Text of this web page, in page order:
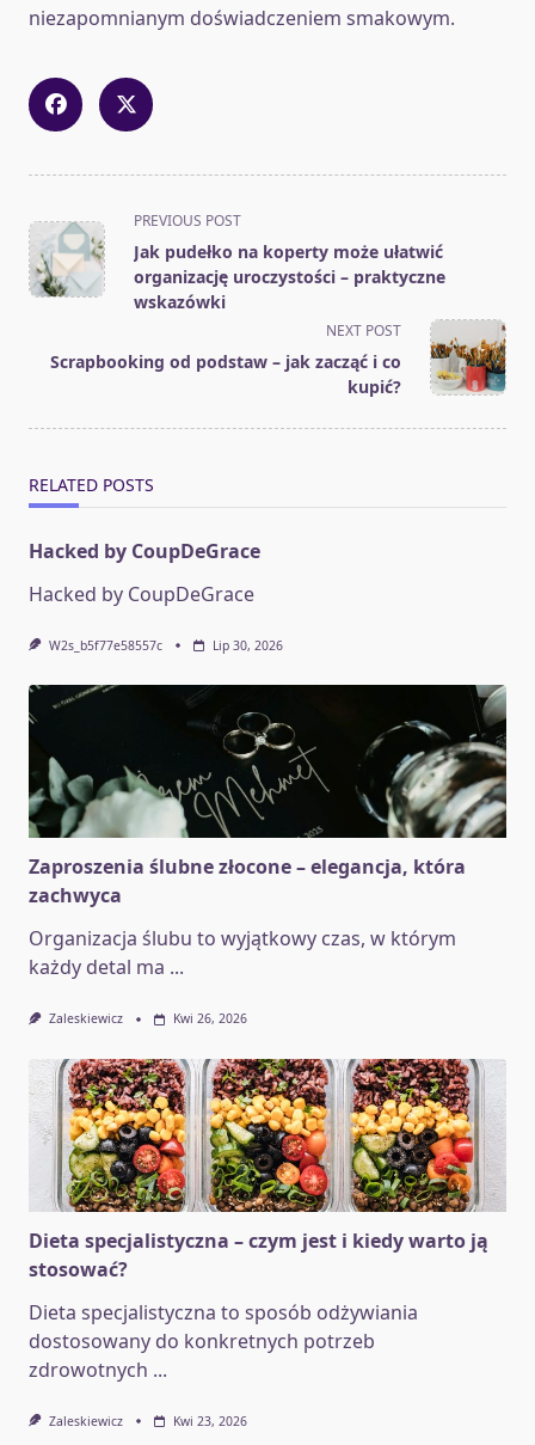
niezapomnianym doświadczeniem smakowym.
<span
class="nav-
subtitle
screen-
text">Page</span>
PREVIOUS POST
Jak pudełko na koperty może ułatwić
organizację uroczystości – praktyczne
wskazówki
NEXT POST
Scrapbooking od podstaw – jak zacząć i co
kupić?
RELATED POSTS
Hacked by CoupDeGrace
Hacked by CoupDeGrace
W2s_b5f77e58557c Lip 30, 2026
Zaproszenia ślubne złocone – elegancja, która
zachwyca
Organizacja ślubu to wyjątkowy czas, w którym
każdy detal ma ...
Zaleskiewicz Kwi 26, 2026
Dieta specjalistyczna – czym jest i kiedy warto ją
stosować?
Dieta specjalistyczna to sposób odżywiania
dostosowany do konkretnych potrzeb
zdrowotnych ...
Zaleskiewicz Kwi 23, 2026